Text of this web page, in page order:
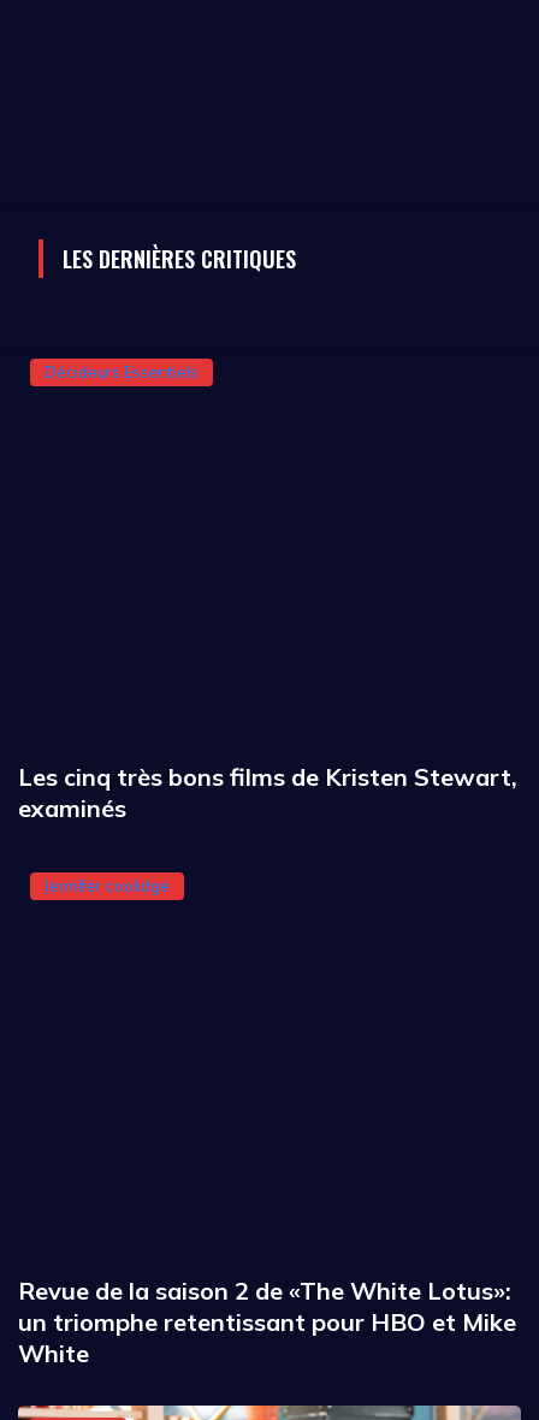
LES DERNIÈRES CRITIQUES
Décideurs Essentiels
Les cinq très bons films de Kristen Stewart,
examinés
Jennifer coolidge
Revue de la saison 2 de «The White Lotus»:
un triomphe retentissant pour HBO et Mike
White